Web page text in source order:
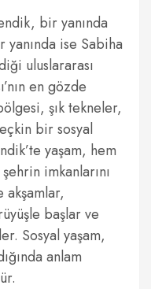
bir yanında
yanında ise Sabiha
uluslararası
en gözde
şık tekneler,
bir sosyal
yaşam, hem
imkanlarını
akşamlar,
başlar ve
Sosyal yaşam,
anlam